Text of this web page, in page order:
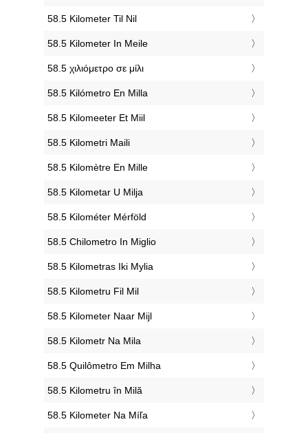
‎58.5 Kilometer Til Nil
‎58.5 Kilometer In Meile
‎58.5 χιλιόμετρο σε μίλι
‎58.5 Kilómetro En Milla
‎58.5 Kilomeeter Et Miil
‎58.5 Kilometri Maili
‎58.5 Kilomètre En Mille
‎58.5 Kilometar U Milja
‎58.5 Kilométer Mérföld
‎58.5 Chilometro In Miglio
‎58.5 Kilometras Iki Mylia
‎58.5 Kilometru Fil Mil
‎58.5 Kilometer Naar Mijl
‎58.5 Kilometr Na Mila
‎58.5 Quilômetro Em Milha
‎58.5 Kilometru în Milă
‎58.5 Kilometer Na Míľa